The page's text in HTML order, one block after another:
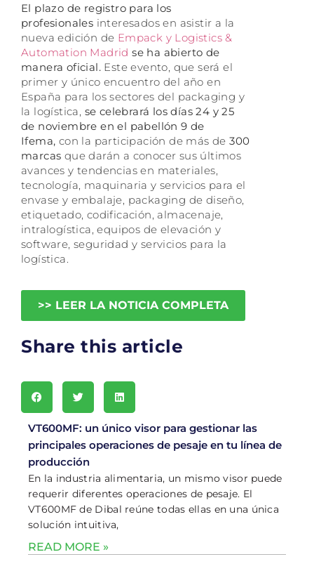
El plazo de registro para los
profesionales interesados en asistir a la
nueva edición de Empack y Logistics &
Automation Madrid se ha abierto de
manera oficial. Este evento, que será el
primer y único encuentro del año en
España para los sectores del packaging y
la logística, se celebrará los días 24 y 25
de noviembre en el pabellón 9 de
Ifema, con la participación de más de300
marcas que darán a conocer sus últimos
avances y tendencias en materiales,
tecnología, maquinaria y servicios para el
envase y embalaje, packaging de diseño,
etiquetado, codificación, almacenaje,
intralogística, equipos de elevación y
software, seguridad y servicios para la
logística.
>> LEER LA NOTICIA COMPLETA
Share this article
VT600MF: un único visor para gestionar las
principales operaciones de pesaje en tu línea de
producción
En la industria alimentaria, un mismo visor puede
requerir diferentes operaciones de pesaje. El
VT600MF de Dibal reúne todas ellas en una única
solución intuitiva,
READ MORE »